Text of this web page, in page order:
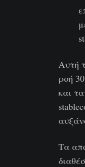
Αυτή
ροή
και
Τα